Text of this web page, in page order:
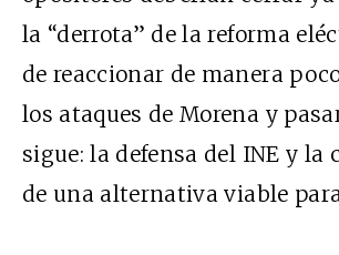
la “derrota” de la reforma
de reaccionar de manera
los ataques de Morena y
sigue: la defensa del INE y la
de una alternativa viable